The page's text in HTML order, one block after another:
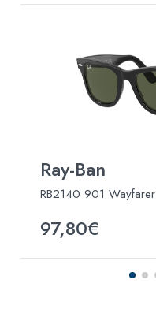
Ray-Ban
RB2140 901 Wayfarer
97,80€